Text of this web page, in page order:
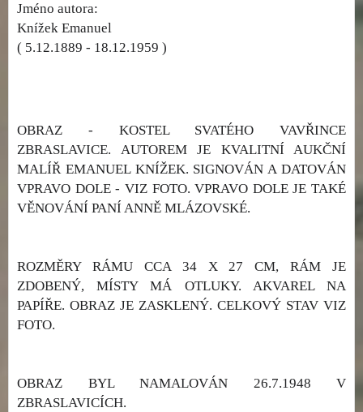
Jméno autora:
Knížek Emanuel
( 5.12.1889 - 18.12.1959 )
OBRAZ - KOSTEL SVATÉHO VAVŘINCE
ZBRASLAVICE. AUTOREM JE KVALITNÍ AUKČNÍ
MALÍŘ EMANUEL KNÍŽEK. SIGNOVÁN A DATOVÁN
VPRAVO DOLE - VIZ FOTO. VPRAVO DOLE JE TAKÉ
VĚNOVÁNÍ PANÍ ANNĚ MLÁZOVSKÉ.
ROZMĚRY RÁMU CCA 34 X 27 CM, RÁM JE
ZDOBENÝ, MÍSTY MÁ OTLUKY. AKVAREL NA
PAPÍŘE. OBRAZ JE ZASKLENÝ. CELKOVÝ STAV VIZ
FOTO.
OBRAZ BYL NAMALOVÁN 26.7.1948 V
ZBRASLAVICÍCH.